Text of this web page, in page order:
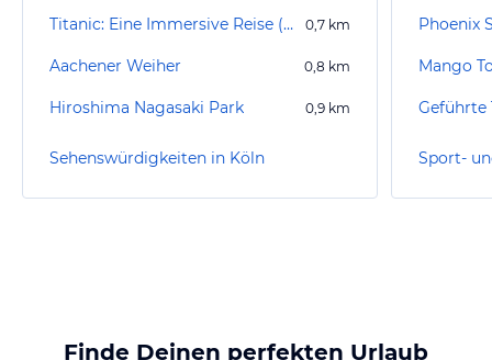
Titanic: Eine Immersive Reise (geschlossen) 0,7 km
Aachener Weiher 0,8 km
Hiroshima Nagasaki Park 0,9 km
Sehenswürdigkeiten in Köln
Phoenix
Mango
Sport-
Finde Deinen perfekten Urlaub